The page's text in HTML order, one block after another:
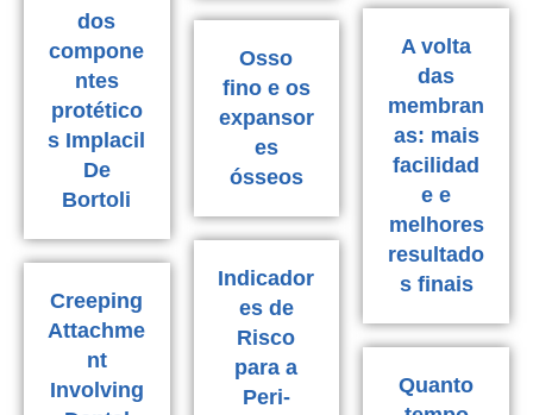
dos
compone
ntes
protético
s Implacil
De
Bortoli
A volta
das
membran
as: mais
facilidad
e e
melhores
resultado
s finais
Osso
fino e os
expansor
es
ósseos
Indicador
es de
Risco
para a
Peri-
Creeping
Attachme
nt
Involving
Quanto